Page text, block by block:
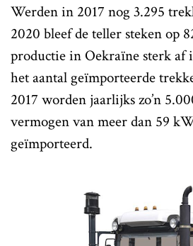
Werden in 2017 nog 3.295
2020 bleef de teller steken op
productie in Oekraïne sterk af
het aantal geïmporteerde
2017 worden jaarlijks zo’n
vermogen van meer dan 59
geïmporteerd.